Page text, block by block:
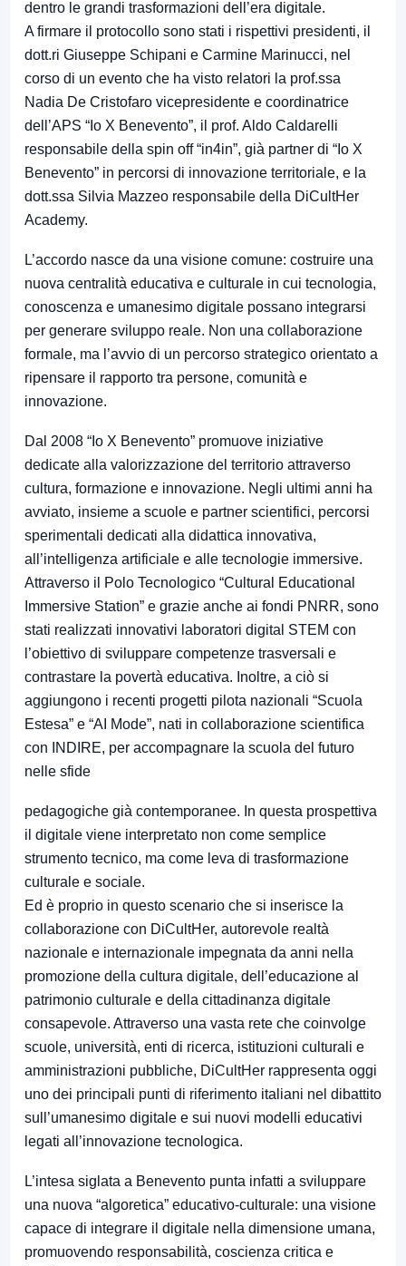
dentro le grandi trasformazioni dell’era digitale.
A firmare il protocollo sono stati i rispettivi presidenti, il
dott.ri Giuseppe Schipani e Carmine Marinucci, nel
corso di un evento che ha visto relatori la prof.ssa
Nadia De Cristofaro vicepresidente e coordinatrice
dell’APS “Io X Benevento”, il prof. Aldo Caldarelli
responsabile della spin off “in4in”, già partner di “Io X
Benevento” in percorsi di innovazione territoriale, e la
dott.ssa Silvia Mazzeo responsabile della DiCultHer
Academy.
L’accordo nasce da una visione comune: costruire una
nuova centralità educativa e culturale in cui tecnologia,
conoscenza e umanesimo digitale possano integrarsi
per generare sviluppo reale. Non una collaborazione
formale, ma l’avvio di un percorso strategico orientato a
ripensare il rapporto tra persone, comunità e
innovazione.
Dal 2008 “Io X Benevento” promuove iniziative
dedicate alla valorizzazione del territorio attraverso
cultura, formazione e innovazione. Negli ultimi anni ha
avviato, insieme a scuole e partner scientifici, percorsi
sperimentali dedicati alla didattica innovativa,
all’intelligenza artificiale e alle tecnologie immersive.
Attraverso il Polo Tecnologico “Cultural Educational
Immersive Station” e grazie anche ai fondi PNRR, sono
stati realizzati innovativi laboratori digital STEM con
l’obiettivo di sviluppare competenze trasversali e
contrastare la povertà educativa. Inoltre, a ciò si
aggiungono i recenti progetti pilota nazionali “Scuola
Estesa” e “AI Mode”, nati in collaborazione scientifica
con INDIRE, per accompagnare la scuola del futuro
nelle sfide
pedagogiche già contemporanee. In questa prospettiva
il digitale viene interpretato non come semplice
strumento tecnico, ma come leva di trasformazione
culturale e sociale.
Ed è proprio in questo scenario che si inserisce la
collaborazione con DiCultHer, autorevole realtà
nazionale e internazionale impegnata da anni nella
promozione della cultura digitale, dell’educazione al
patrimonio culturale e della cittadinanza digitale
consapevole. Attraverso una vasta rete che coinvolge
scuole, università, enti di ricerca, istituzioni culturali e
amministrazioni pubbliche, DiCultHer rappresenta oggi
uno dei principali punti di riferimento italiani nel dibattito
sull’umanesimo digitale e sui nuovi modelli educativi
legati all’innovazione tecnologica.
L’intesa siglata a Benevento punta infatti a sviluppare
una nuova “algoretica” educativo-culturale: una visione
capace di integrare il digitale nella dimensione umana,
promuovendo responsabilità, coscienza critica e